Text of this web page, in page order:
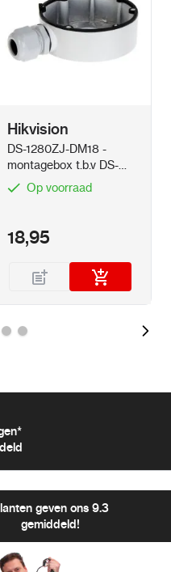
Hikvision
DS-1280ZJ-DM18 -
montagebox t.b.v DS-
2CD21XX
Op voorraad
18,95
geven ons 9.3
gemiddeld!